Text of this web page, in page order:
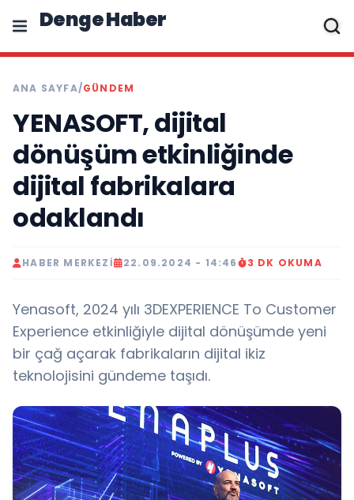
Denge Haber
ANA SAYFA/GÜNDEM
YENASOFT, dijital
dönüşüm etkinliğinde
dijital fabrikalara
odaklandı
HABER MERKEZI 22.09.2024 - 14:46 3 DK OKUMA
Yenasoft, 2024 yılı 3DEXPERIENCE To Customer
Experience etkinliğiyle dijital dönüşümde yeni
bir çağ açarak fabrikaların dijital ikiz
teknolojisini gündeme taşıdı.